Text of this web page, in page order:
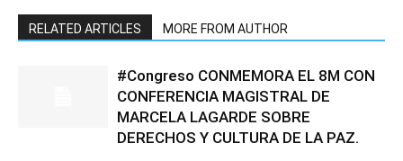
RELATED ARTICLES MORE FROM AUTHOR
#Congreso CONMEMORA EL 8M CON
CONFERENCIA MAGISTRAL DE
MARCELA LAGARDE SOBRE
DERECHOS Y CULTURA DE LA PAZ.